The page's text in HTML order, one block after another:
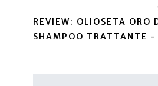
REVIEW: OLIOSETA ORO
SHAMPOO TRATTANTE -